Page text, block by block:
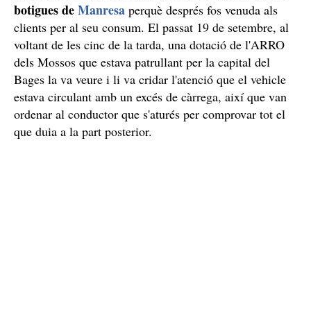
botigues deManresa perquè després fos venuda als
clients per al seu consum. El passat 19 de setembre, al
voltant de les cinc de la tarda, una dotació de l'ARRO
dels Mossos que estava patrullant per la capital del
Bages la va veure i li va cridar l'atenció que el vehicle
estava circulant amb un excés de càrrega, així que van
ordenar al conductor que s'aturés per comprovar tot el
que duia a la part posterior.